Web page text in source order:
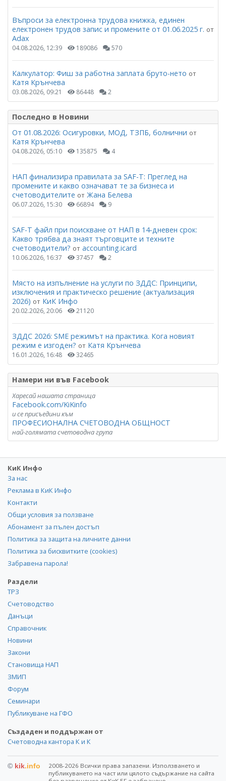
Въпроси за електронна трудова книжка, единен
електронен трудов запис и промените от 01.06.2025 г. от
Adax
04.08.2026, 12:39 189086 570
Калкулатор: Фиш за работна заплата бруто-нето от
Катя Крънчева
03.08.2026, 09:21 86448 2
Последно в Новини
От 01.08.2026: Осигуровки, МОД, ТЗПБ, болнични от
Катя Крънчева
04.08.2026, 05:10 135875 4
НАП финализира правилата за SAF-T: Преглед на
промените и какво означават те за бизнеса и
счетоводителите от Жана Белева
06.07.2026, 15:30 66894 9
SAF-T файл при поискване от НАП в 14-дневен срок:
Какво трябва да знаят търговците и техните
счетоводители? от accounting.icard
10.06.2026, 16:37 37457 2
Място на изпълнение на услуги по ЗДДС: Принципи,
изключения и практическо решение (актуализация
2026) от КиК Инфо
20.02.2026, 20:06 21120
ЗДДС 2026: SME режимът на практика. Кога новият
режим е изгоден? от Катя Крънчева
16.01.2026, 16:48 32465
Намери ни във Facebook
Харесай нашата страница
Facebook.com/KiKinfo
и се присъедини към
ПРОФЕСИОНАЛНА СЧЕТОВОДНА ОБЩНОСТ
най-голямата счетоводна група
КиК Инфо
За нас
Реклама в КиК Инфо
Контакти
Общи условия за ползване
Абонамент за пълен достъп
Политика за защита на личните данни
Политика за бисквитките (cookies)
Забравена парола!
Раздели
ТРЗ
Счетоводство
Данъци
Справочник
Новини
Закони
Становища НАП
ЗМИП
Форум
Семинари
Публикуване на ГФО
Създаден и поддържан от
Счетоводна кантора К и К
© kik.info
2008-2026 Всички права запазени. Използването и
публикуването на част или цялото съдържание на сайта